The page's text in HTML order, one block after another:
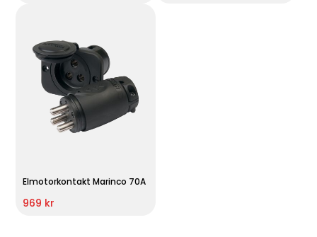
Elmotorkontakt Marinco 70A
969 kr